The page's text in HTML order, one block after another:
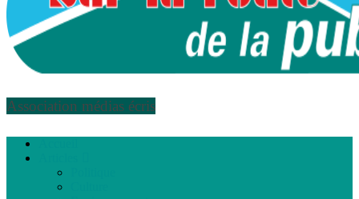
Association médias écris